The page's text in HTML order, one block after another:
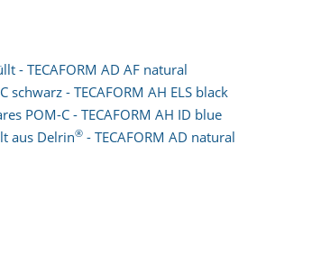
- TECAFORM AD AF natural
schwarz - TECAFORM AH ELS black
POM-C - TECAFORM AH ID blue
aus Delrin®- TECAFORM AD natural